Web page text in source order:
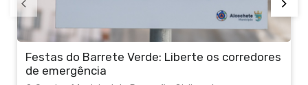
Festas do Barrete Verde: Liberte os corredores
de emergência